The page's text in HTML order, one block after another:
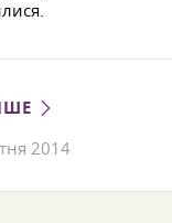
2014